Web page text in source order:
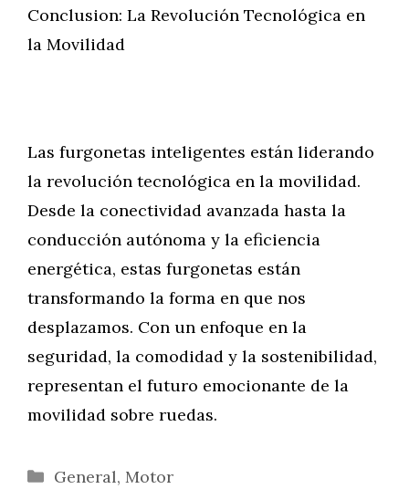
Conclusion: La Revolución Tecnológica en
la Movilidad
Las furgonetas inteligentes están liderando
la revolución tecnológica en la movilidad.
Desde la conectividad avanzada hasta la
conducción autónoma y la eficiencia
energética, estas furgonetas están
transformando la forma en que nos
desplazamos. Con un enfoque en la
seguridad, la comodidad y la sostenibilidad,
representan el futuro emocionante de la
movilidad sobre ruedas.
Categorías
General, Motor